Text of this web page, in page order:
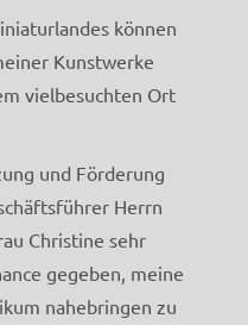
können
Kunstwerke
vielbesuchten Ort
und Förderung
Herrn
Christine sehr
gegeben, meine
nahebringen zu